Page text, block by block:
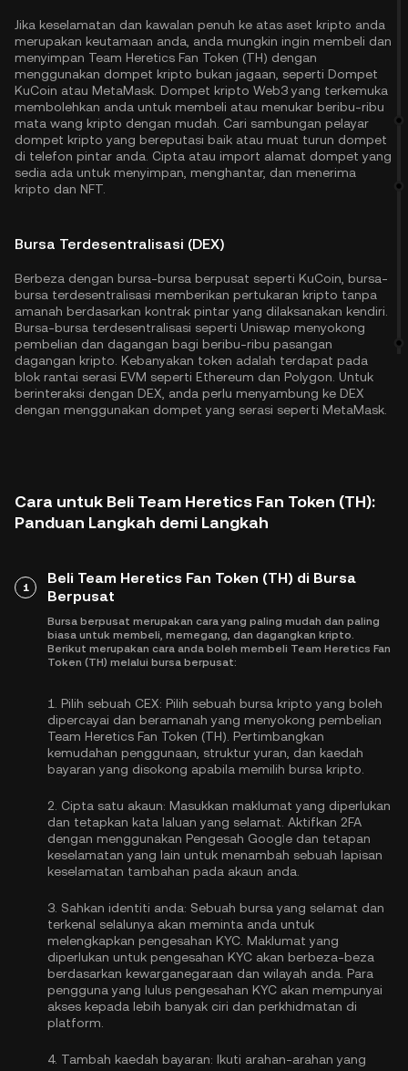
Jika keselamatan dan kawalan penuh ke atas aset kripto anda
merupakan keutamaan anda, anda mungkin ingin membeli dan
menyimpan Team Heretics Fan Token (TH) dengan
menggunakan dompet kripto bukan jagaan, seperti Dompet
KuCoin atau MetaMask. Dompet kripto Web3 yang terkemuka
membolehkan anda untuk membeli atau menukar beribu-ribu
mata wang kripto dengan mudah. Cari sambungan pelayar
dompet kripto yang bereputasi baik atau muat turun dompet
di telefon pintar anda. Cipta atau import alamat dompet yang
sedia ada untuk menyimpan, menghantar, dan menerima
kripto dan NFT.
Bursa Terdesentralisasi (DEX)
Berbeza dengan bursa-bursa berpusat seperti KuCoin, bursa-
bursa terdesentralisasi memberikan pertukaran kripto tanpa
amanah berdasarkan kontrak pintar yang dilaksanakan kendiri.
Bursa-bursa terdesentralisasi seperti Uniswap menyokong
pembelian dan dagangan bagi beribu-ribu pasangan
dagangan kripto. Kebanyakan token adalah terdapat pada
blok rantai serasi EVM seperti Ethereum dan Polygon . Untuk
berinteraksi dengan DEX, anda perlu menyambung ke DEX
dengan menggunakan dompet yang serasi seperti MetaMask.
Cara untuk Beli Team Heretics Fan Token (TH):
Panduan Langkah demi Langkah
1
Beli Team Heretics Fan Token (TH) di Bursa
Berpusat
Bursa berpusat merupakan cara yang paling mudah dan paling
biasa untuk membeli, memegang, dan dagangkan kripto.
Berikut merupakan cara anda boleh membeli Team Heretics Fan
Token (TH) melalui bursa berpusat:
1. Pilih sebuah CEX: Pilih sebuah bursa kripto yang boleh
dipercayai dan beramanah yang menyokong pembelian
Team Heretics Fan Token (TH). Pertimbangkan
kemudahan penggunaan, struktur yuran, dan kaedah
bayaran yang disokong apabila memilih bursa kripto.
2. Cipta satu akaun: Masukkan maklumat yang diperlukan
dan tetapkan kata laluan yang selamat. Aktifkan 2FA
dengan menggunakan Pengesah Google dan tetapan
keselamatan yang lain untuk menambah sebuah lapisan
keselamatan tambahan pada akaun anda.
3. Sahkan identiti anda: Sebuah bursa yang selamat dan
terkenal selalunya akan meminta anda untuk
melengkapkan pengesahan KYC . Maklumat yang
diperlukan untuk pengesahan KYC akan berbeza-beza
berdasarkan kewarganegaraan dan wilayah anda. Para
pengguna yang lulus pengesahan KYC akan mempunyai
akses kepada lebih banyak ciri dan perkhidmatan di
platform.
4. Tambah kaedah bayaran: Ikuti arahan-arahan yang